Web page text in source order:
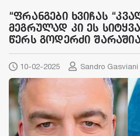
“ფრანგები ხვიჩას
მეგრულად კი ეს
წერს გოდერძი
10-02-2025 Sandro Gasviani